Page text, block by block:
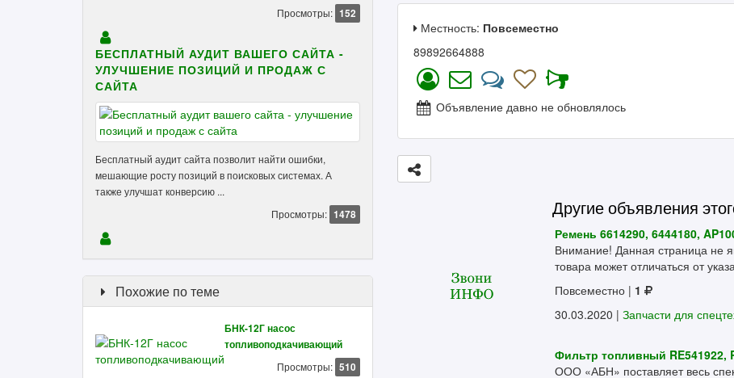
Местность: Повсеместно
89892664888
Объявление давно не обновлялось
Другие объявления
Ремень 6614290, 6444180,
Внимание! Данная страница не
товара может отличаться от
Повсеместно | 1
30.03.2020 | Запчасти для
Фильтр топливный RE541922,
ООО «АБН» поставляет весь
Просмотры: 152
БЕСПЛАТНЫЙ АУДИТ ВАШЕГО САЙТА -
УЛУЧШЕНИЕ ПОЗИЦИЙ И ПРОДАЖ С
САЙТА
Бесплатный аудит сайта позволит найти ошибки,
мешающие росту позиций в поисковых системах. А
также улучшат конверсию ...
Просмотры: 1478
Похожие по теме
БНК-12Г насос
топливоподкачивающий
Просмотры: 510